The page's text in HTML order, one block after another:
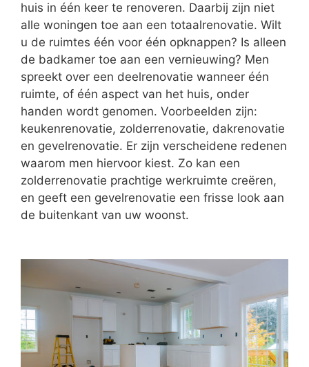
huis in één keer te renoveren. Daarbij zijn niet
alle woningen toe aan een totaalrenovatie. Wilt
u de ruimtes één voor één opknappen? Is alleen
de badkamer toe aan een vernieuwing? Men
spreekt over een deelrenovatie wanneer één
ruimte, of één aspect van het huis, onder
handen wordt genomen. Voorbeelden zijn:
keukenrenovatie, zolderrenovatie, dakrenovatie
en gevelrenovatie. Er zijn verscheidene redenen
waarom men hiervoor kiest. Zo kan een
zolderrenovatie prachtige werkruimte creëren,
en geeft een gevelrenovatie een frisse look aan
de buitenkant van uw woonst.